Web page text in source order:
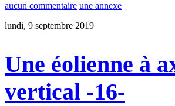
aucun commentaire une annexe
lundi, 9 septembre 2019
Une éolienne à
vertical -16-